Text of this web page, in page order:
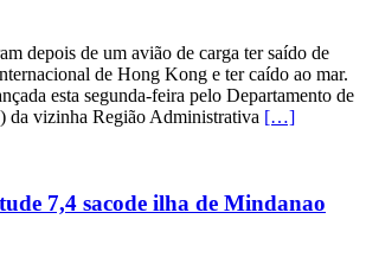
depois de um avião de carga ter saído de
de Hong Kong e ter caído ao mar.
esta segunda-feira pelo Departamento de
vizinha Região Administrativa […]
7,4 sacode ilha de Mindanao